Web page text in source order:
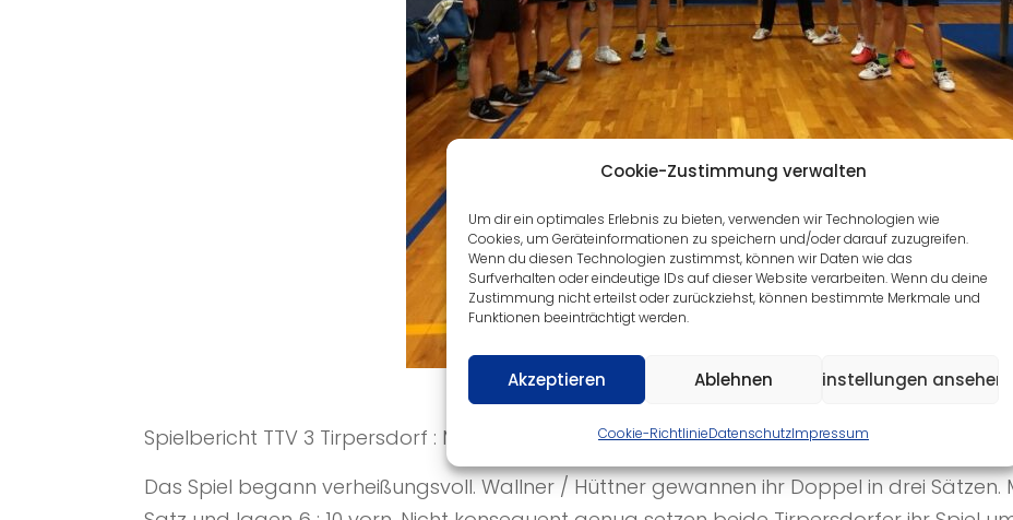
Cookie-Zustimmung verwalten
Um dir ein optimales Erlebnis zu bieten, verwenden wir Technologien wie
Cookies, um Geräteinformationen zu speichern und/oder darauf zuzugreifen.
Wenn du diesen Technologien zustimmst, können wir Daten wie das
Surfverhalten oder eindeutige IDs auf dieser Website verarbeiten. Wenn du deine
Zustimmung nicht erteilst oder zurückziehst, können bestimmte Merkmale und
Funktionen beeinträchtigt werden.
Akzeptieren Ablehnen Einstellungen ansehen
Cookie-RichtlinieDatenschutzImpressum
Spielbericht TTV 3 Tirpersdorf : Mühltroffer SV 2, 1. KL ET, 20.09.2024
Das Spiel begann verheißungsvoll. Wallner / Hüttner gewannen ihr Doppel in drei Sätzen.